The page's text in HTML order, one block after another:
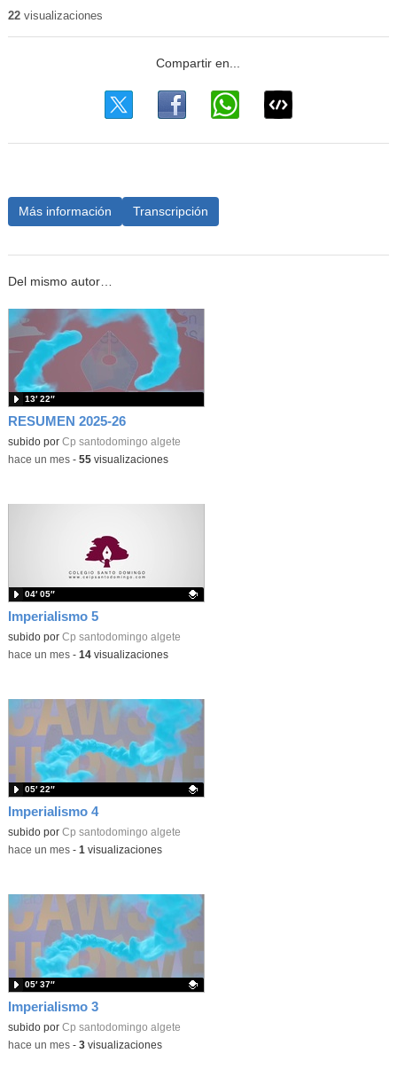
22visualizaciones
Más información Transcripción
Del mismo autor…
RESUMEN 2025-26
subido por Cp santodomingo algete
13′ 22″
-hace un mes- 55visualizaciones
Imperialismo 5
Contenido educativo.
subido por Cp santodomingo algete
04′ 05″
-hace un mes- 14visualizaciones
Imperialismo 4
Contenido educativo.
subido por Cp santodomingo algete
05′ 22″
-hace un mes- 1 visualizaciones
Imperialismo 3
Contenido educativo.
subido por Cp santodomingo algete
05′ 37″
-hace un mes- 3visualizaciones